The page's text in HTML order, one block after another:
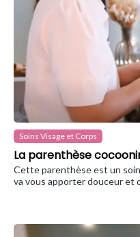
Soins Visage et Corps
La parenthèse
Cette parenthèse est un
va vous apporter douceur et